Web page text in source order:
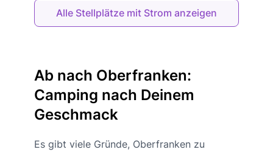
Alle Stellplätze mit Strom anzeigen
Ab nach Oberfranken:
Camping nach Deinem
Geschmack
Es gibt viele Gründe, Oberfranken zu